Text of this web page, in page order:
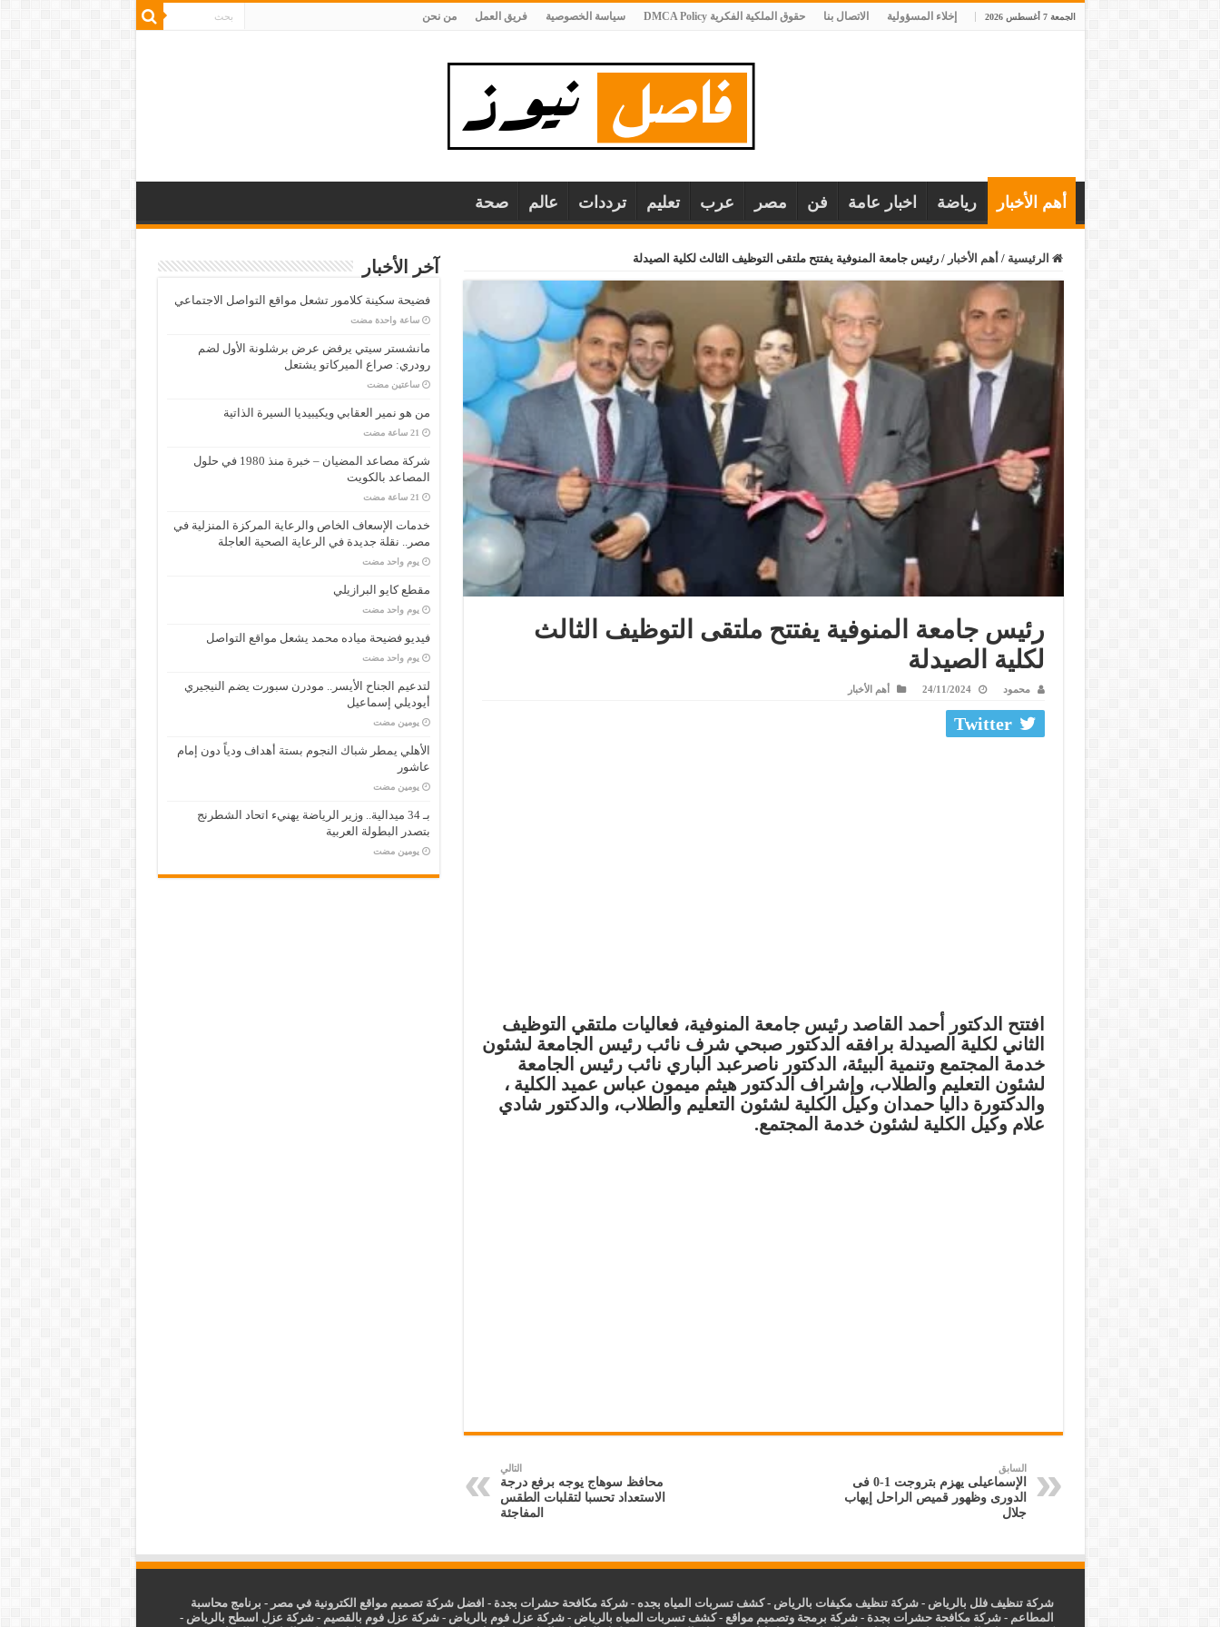
الجمعة 7 أغسطس 2026 إخلاء المسؤولية الاتصال بنا حقوق الملكية الفكرية DMCA Policy سياسة الخصوصية فريق العمل من نحن
أهم الأخبار رياضة اخبار عامة فن مصر عرب تعليم ترددات عالم صحة
الرئيسية / أهم الأخبار / رئيس جامعة المنوفية يفتتح ملتقى التوظيف الثالث لكلية الصيدلة
رئيس جامعة المنوفية يفتتح ملتقى التوظيف الثالث
لكلية الصيدلة
محمود 24/11/2024 أهم الأخبار
Twitter
افتتح الدكتور أحمد القاصد رئيس جامعة المنوفية، فعاليات ملتقي التوظيف
الثاني لكلية الصيدلة برافقه الدكتور صبحي شرف نائب رئيس الجامعة لشئون
خدمة المجتمع وتنمية البيئة، الدكتور ناصرعبد الباري نائب رئيس الجامعة
لشئون التعليم والطلاب، وإشراف الدكتور هيثم ميمون عباس عميد الكلية ،
والدكتورة داليا حمدان وكيل الكلية لشئون التعليم والطلاب، والدكتور شادي
علام وكيل الكلية لشئون خدمة المجتمع.
السابق
الإسماعيلى يهزم بتروجت 1-0 فى
الدورى وظهور قميص الراحل إيهاب
جلال
التالي
محافظ سوهاج يوجه برفع درجة
الاستعداد تحسبا لتقلبات الطقس
المفاجئة
آخر الأخبار
فضيحة سكينة كلامور تشعل مواقع التواصل الاجتماعي
‏ساعة واحدة مضت
مانشستر سيتي يرفض عرض برشلونة الأول لضم
رودري: صراع الميركاتو يشتعل
‏ساعتين مضت
من هو نمير العقابي ويكيبيديا السيرة الذاتية
شركة مصاعد المضيان – خبرة منذ 1980 في حلول
المصاعد بالكويت
خدمات الإسعاف الخاص والرعاية المركزة المنزلية في
مصر.. نقلة جديدة في الرعاية الصحية العاجلة
‏يوم واحد مضت
مقطع كايو البرازيلي
‏يوم واحد مضت
فيديو فضيحة مياده محمد يشعل مواقع التواصل
‏يوم واحد مضت
لتدعيم الجناح الأيسر.. مودرن سبورت يضم النيجيري
أيوديلي إسماعيل
‏يومين مضت
الأهلي يمطر شباك النجوم بستة أهداف ودياً دون إمام
عاشور
‏يومين مضت
بـ 34 ميدالية.. وزير الرياضة يهنيء اتحاد الشطرنج
بتصدر البطولة العربية
‏يومين مضت
شركة تنظيف فلل بالرياض -شركة تنظيف مكيفات بالرياض -كشف تسربات المياه بجده -شركة مكافحة حشرات بجدة - افضل شركة تصميم مواقع الكترونية في مصر - برنامج محاسبة
المطاعم -شركة مكافحة حشرات بجدة -شركة برمجة وتصميم مواقع -كشف تسربات المياه بالرياض -شركة عزل فوم بالرياض -شركة عزل فوم بالقصيم -شركة عزل اسطح بالرياض -